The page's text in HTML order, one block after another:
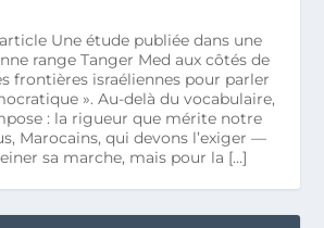
Une étude publiée dans une
range Tanger Med aux côtés de
frontières israéliennes pour parler
». Au-delà du vocabulaire,
: la rigueur que mérite notre
Marocains, qui devons l’exiger —
sa marche, mais pour la […]